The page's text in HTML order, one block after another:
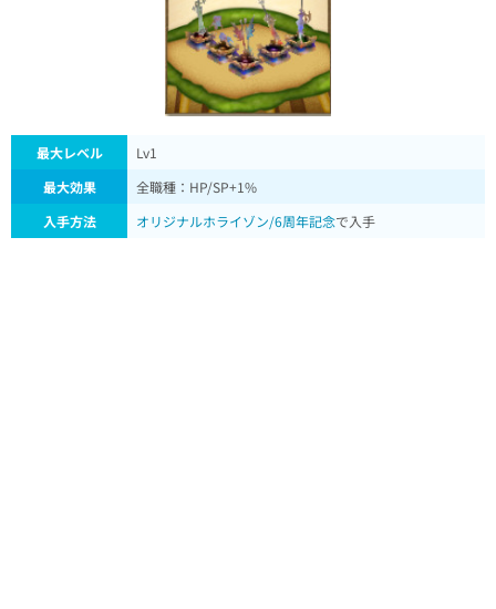
最大レベル
Lv1
最大効果
全職種：HP/SP+1%
入手方法
オリジナルホライゾン/6周年記念で入手